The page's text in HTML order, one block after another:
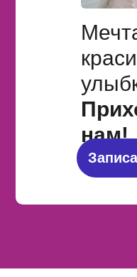
нам!